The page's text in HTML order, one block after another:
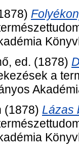
, ed. (1878)
a
(1878) Lázas